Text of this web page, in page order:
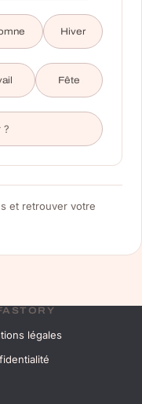
Hiver
Fête
et retrouver votre
légales